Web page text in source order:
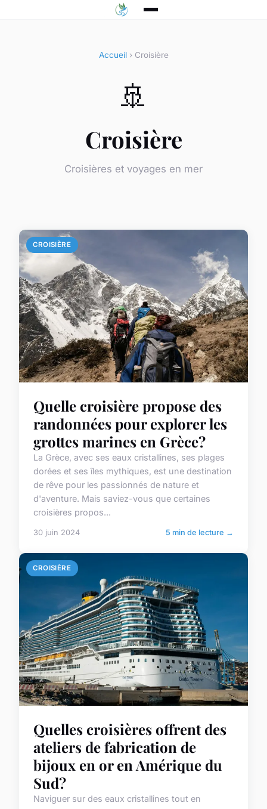
Accueil› Croisière
🚢
Croisière
Croisières et voyages en mer
CROISIÈRE
Quelle croisière propose des
randonnées pour explorer les
grottes marines en Grèce?
La Grèce, avec ses eaux cristallines, ses plages
dorées et ses îles mythiques, est une destination
de rêve pour les passionnés de nature et
d'aventure. Mais saviez-vous que certaines
croisières propos...
30 juin 2024 5 min de lecture →
CROISIÈRE
Quelles croisières offrent des
ateliers de fabrication de
bijoux en or en Amérique du
Sud?
Naviguer sur des eaux cristallines tout en